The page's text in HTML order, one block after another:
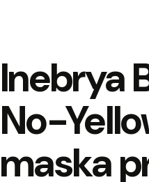
Inebrya
No-
maska